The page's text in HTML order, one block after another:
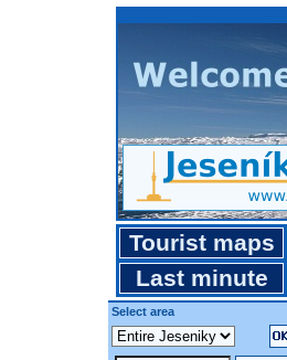
Tourist maps
Last minute
Select area